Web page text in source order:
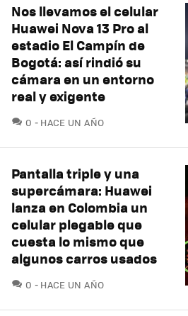
Nos llevamos el celular
Huawei Nova 13 Pro al
estadio El Campín de
Bogotá: así rindió su
cámara en un entorno
real y exigente
0 COMENTARIOS
HACE UN AÑO
Pantalla triple y una
supercámara: Huawei
lanza en Colombia un
celular plegable que
cuesta lo mismo que
algunos carros usados
0 COMENTARIOS
HACE UN AÑO